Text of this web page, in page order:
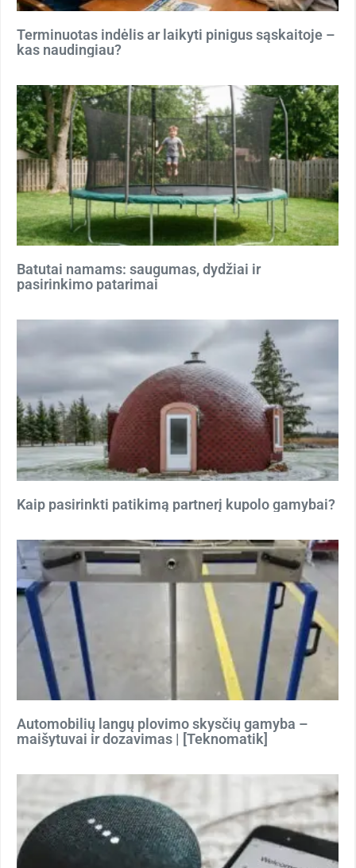
Terminuotas indėlis ar laikyti pinigus sąskaitoje –
kas naudingiau?
Batutai namams: saugumas, dydžiai ir
pasirinkimo patarimai
Kaip pasirinkti patikimą partnerį kupolo gamybai?
Automobilių langų plovimo skysčių gamyba –
maišytuvai ir dozavimas | [Teknomatik]